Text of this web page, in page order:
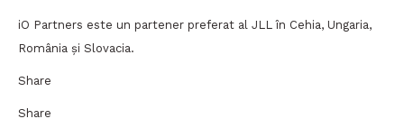
iO Partners este un partener preferat al JLL în Cehia, Ungaria,
România și Slovacia.
Share
Share